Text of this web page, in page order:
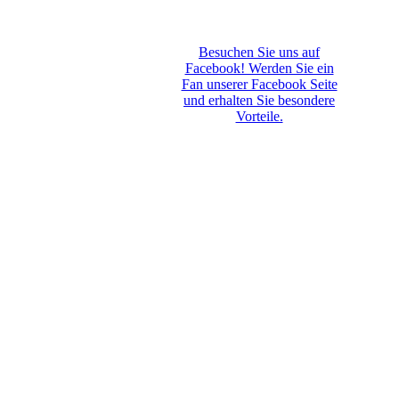
Besuchen Sie uns auf
Facebook! Werden Sie ein
Fan unserer Facebook Seite
und erhalten Sie besondere
Vorteile.